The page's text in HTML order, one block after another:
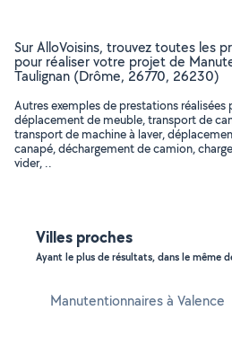
Sur AlloVoisins, trouvez toutes les
pour réaliser votre projet de
Taulignan (Drôme, 26770, 26230)
Autres exemples de prestations réalisées
déplacement de meuble, transport de
transport de machine à laver,
canapé, déchargement de camion,
vider, ..
Villes proches
Ayant le plus de résultats, dans le même
Manutentionnaires à Valence